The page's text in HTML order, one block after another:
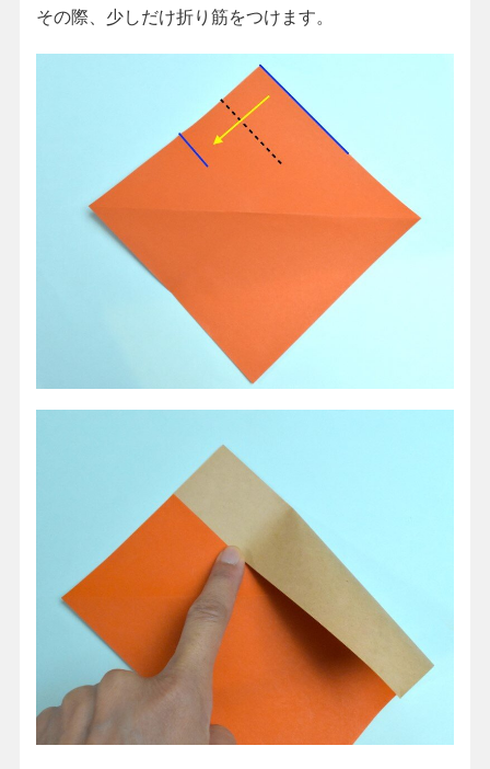
その際、少しだけ折り筋をつけます。